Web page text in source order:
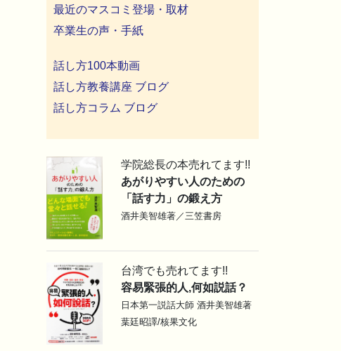
最近のマスコミ登場・取材
卒業生の声・手紙
話し方100本動画
話し方教養講座 ブログ
話し方コラム ブログ
学院総長の本売れてます!!
あがりやすい人のための
「話す力」の鍛え方
酒井美智雄著／三笠書房
台湾でも売れてます!!
容易緊張的人,何如説話？
日本第一説話大師 酒井美智雄著
葉廷昭譯/核果文化